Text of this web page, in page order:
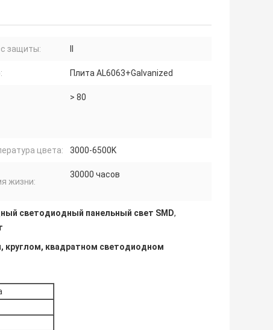
защиты: II
Плита AL6063+Galvanized
> 80
цвета: 3000-6500K
жизни:
30000 часов
светодиодный панельный свет SMD,
круглом, квадратном светодиодном